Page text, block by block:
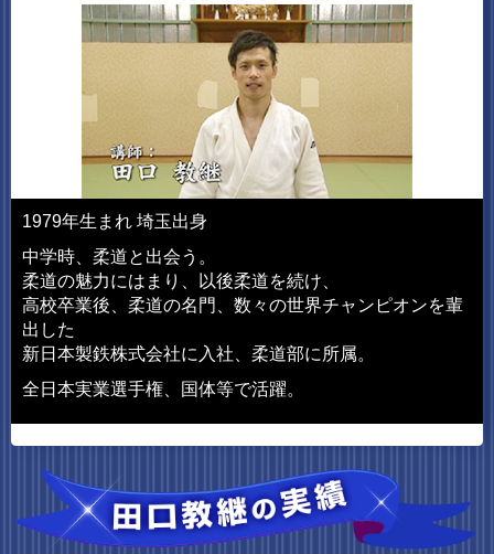
1979年生まれ 埼玉出身
中学時、柔道と出会う。
柔道の魅力にはまり、以後柔道を続け、
高校卒業後、柔道の名門、数々の世界チャンピオンを輩
出した
新日本製鉄株式会社に入社、柔道部に所属。
全日本実業選手権、国体等で活躍。